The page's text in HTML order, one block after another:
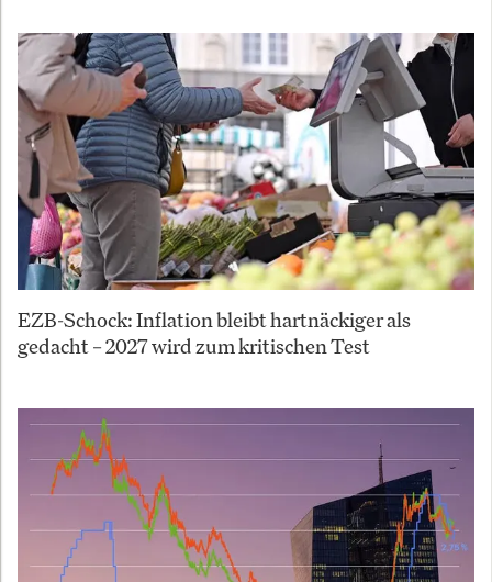
EZB-Schock: Inflation bleibt hartnäckiger als
gedacht – 2027 wird zum kritischen Test